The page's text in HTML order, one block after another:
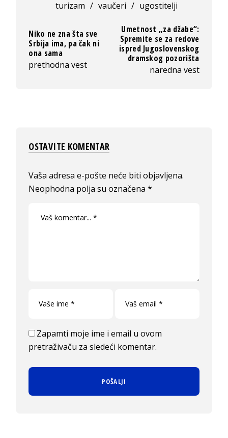
turizam / vaučeri / ugostitelji
Niko ne zna šta sve
Srbija ima, pa čak ni
ona sama
prethodna vest
Umetnost „za džabe“:
Spremite se za redove
ispred Jugoslovenskog
dramskog pozorišta
naredna vest
OSTAVITE KOMENTAR
Vaša adresa e-pošte neće biti objavljena.
Neophodna polja su označena*
Zapamti moje ime i email u ovom
pretraživaču za sledeći komentar.